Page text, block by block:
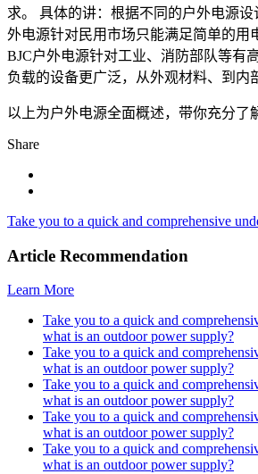
求。 具体的讲：根据不同的户外电源
外电源针对民用市场只能满足简单的用
BJC户外电源针对工业、消防部队等有
负载的设备更广泛，从外观材料、到内
以上为户外电源全面概述，带你充分了
Share
Take you to a quick and comprehensive
Article Recommendation
Learn More
Take you to a quick and
what is an outdoor power supply?
Take you to a quick and
what is an outdoor power supply?
Take you to a quick and
what is an outdoor power supply?
Take you to a quick and
what is an outdoor power supply?
Take you to a quick and
what is an outdoor power supply?